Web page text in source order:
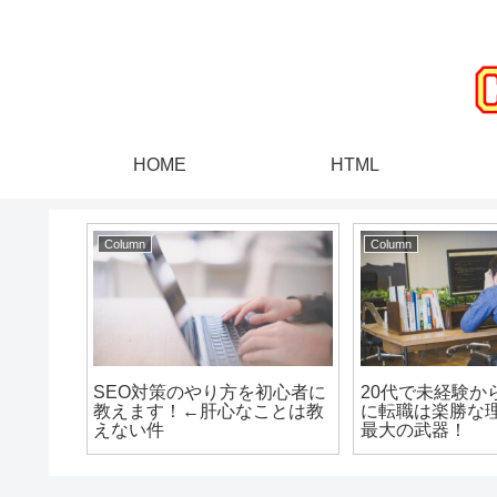
HOME HTML
Column
SEO対策のやり方を初心者に
教えます！←肝心なことは教
えない件
Column
20代で未経験か
に転職は楽勝な
最大の武器！